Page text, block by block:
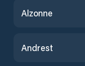
Alzonne
Andrest